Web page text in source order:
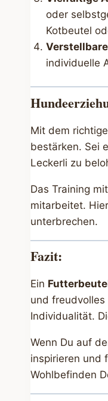
oder
Kotbeutel
individuelle
Mit dem
bestärken. Sei
Leckerli zu
Das Training
mitarbeitet.
unterbrechen.
Fazit:
Ein
und freudvolles
Individualität.
Wenn Du auf
inspirieren und
Wohlbefinden